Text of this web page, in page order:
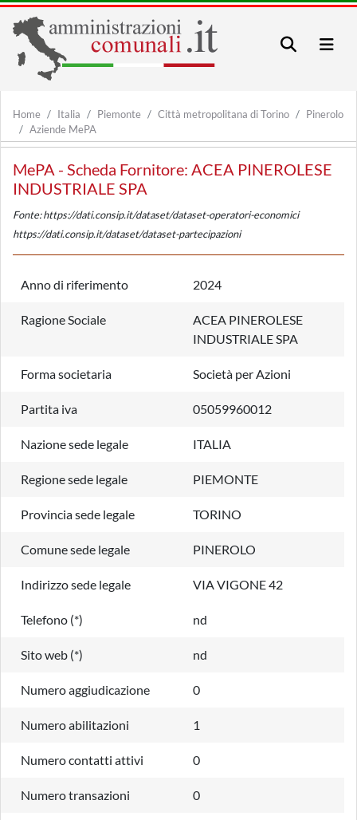
Home Italia Piemonte Città metropolitana di Torino
Pinerolo
Aziende MePA
MePA - Scheda Fornitore: ACEA PINEROLESE
INDUSTRIALE SPA
Fonte: https://dati.consip.it/dataset/dataset-operatori-economici
https://dati.consip.it/dataset/dataset-partecipazioni
Anno di riferimento 2024
Ragione Sociale
ACEA PINEROLESE
INDUSTRIALE SPA
Forma societaria Società per Azioni
Partita iva 05059960012
Nazione sede legale ITALIA
Regione sede legale PIEMONTE
Provincia sede legale TORINO
Comune sede legale PINEROLO
Indirizzo sede legale VIA VIGONE 42
Telefono (*) nd
Sito web (*) nd
Numero aggiudicazione 0
Numero abilitazioni 1
Numero contatti attivi 0
Numero transazioni 0